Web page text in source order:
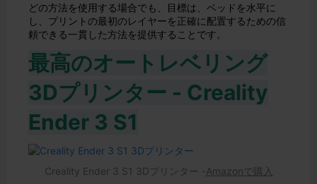
どの方法を使用する場合でも、目標は、ベッドを水平に
し、プリントの最初のレイヤーを正確に配置するための信
頼できる一貫した方法を提供することです。
最高のオートレベリング
3Dプリンター - Creality
Ender 3 S1
Creality Ender 3 S1 3Dプリンター -Amazonで購入